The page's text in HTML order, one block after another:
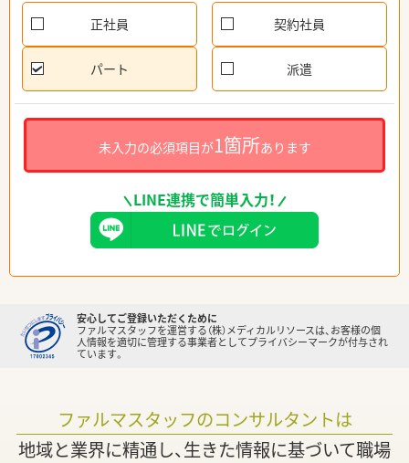
正社員 契約社員
パート 派遣
未入力の必須項目が1箇所あります
LINE連携で簡単入力！
安心してご登録いただくために
ファルマスタッフを運営する（株）メディカルリソースは、お客様の個
人情報を適切に管理する事業者としてプライバシーマークが付与され
ています。
ファルマスタッフのコンサルタントは
地域と業界に精通し、生きた情報に基づいて職場